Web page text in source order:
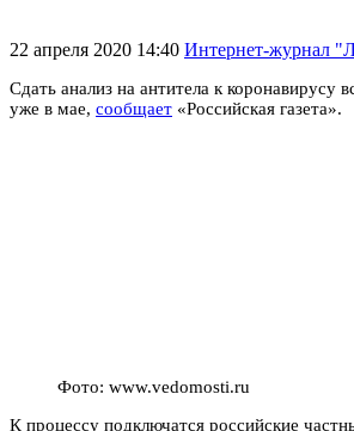
22 апреля 2020 14:40 Интернет-журнал
Сдать анализ на антитела к коронавирусу
уже в мае, сообщает «Российская газета».
Фото: www.vedomosti.ru
К процессу подключатся российские